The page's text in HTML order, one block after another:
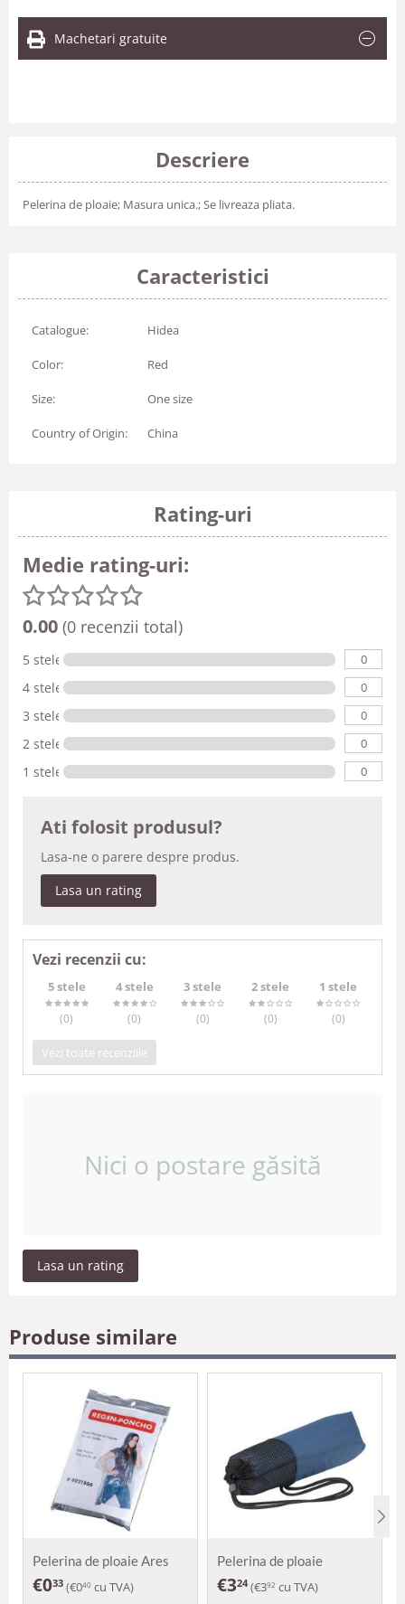
Machetari gratuite
Descriere
Pelerina de ploaie; Masura unica.; Se livreaza pliata.
Caracteristici
Catalogue: Hidea
Color: Red
Size: One size
Country of Origin: China
Rating-uri
Medie rating-uri:
0.00 (0 recenzii total)
5 stele 0
4 stele 0
3 stele 0
2 stele 0
1 stele 0
Ati folosit produsul?
Lasa-ne o parere despre produs.
Lasa un rating
Vezi recenzii cu:
5 stele
(0)
4 stele
(0)
3 stele
(0)
2 stele
(0)
1 stele
(0)
Vezi toate recenziile
Nici o postare găsită
Lasa un rating
Produse similare
Pelerina de ploaie Ares
€033 (€040 cu TVA)
Pelerina de ploaie
Augustus
€324 (€392 cu TVA)